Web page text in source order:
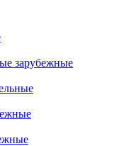
зарубежные